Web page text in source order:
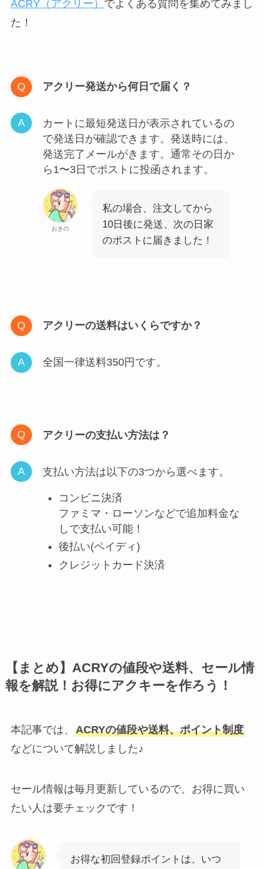
ACRY（アクリー） でよくある質問を集めてみまし
た！
アクリー発送から何日で届く？
カートに最短発送日が表示されているの
で発送日が確認できます。発送時には、
発送完了メールがきます。通常その日か
ら1〜3日でポストに投函されます。
おきの
私の場合、注文してから
10日後に発送、次の日家
のポストに届きました！
アクリーの送料はいくらですか？
全国一律送料350円です。
アクリーの支払い方法は？
支払い方法は以下の3つから選べます。
コンビニ決済
ファミマ・ローソンなどで追加料金な
しで支払い可能！
後払い(ペイディ)
クレジットカード決済
【まとめ】ACRYの値段や送料、セール情
報を解説！お得にアクキーを作ろう！
本記事では、 ACRYの値段や送料、ポイント制度
などについて解説しました♪
セール情報は毎月更新しているので、お得に買い
たい人は要チェックです！
お得な初回登録ポイントは、いつ